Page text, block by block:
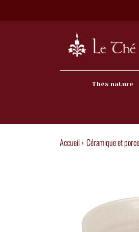
Thés nature
Accueil › Céramique et